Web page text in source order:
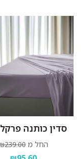
סדין כותנה
החל מ